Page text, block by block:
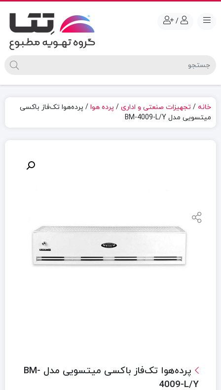
/
خانه / تجهیزات صنعتی و اداری / پرده هوا / پرده‌هوا تک‌فاز باکسی
میتسویی مدل BM-4009-L/Y
پرده‌هوا تک‌فاز باکسی میتسویی مدل BM-
4009-L/Y